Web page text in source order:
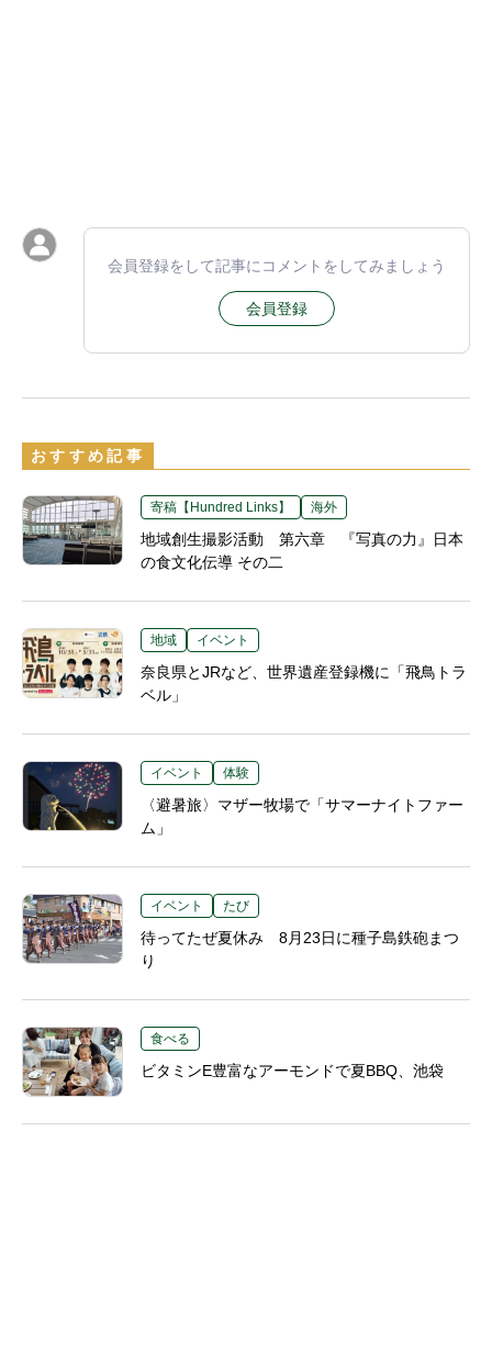
会員登録をして記事にコメントをしてみましょう
会員登録
おすすめ記事
寄稿【Hundred Links】 海外
地域創生撮影活動 第六章 『写真の力』日本
の食文化伝導 その二
地域 イベント
奈良県とJRなど、世界遺産登録機に「飛鳥トラ
ベル」
イベント 体験
〈避暑旅〉マザー牧場で「サマーナイトファー
ム」
イベント たび
待ってたぜ夏休み 8月23日に種子島鉄砲まつ
り
食べる
ビタミンE豊富なアーモンドで夏BBQ、池袋